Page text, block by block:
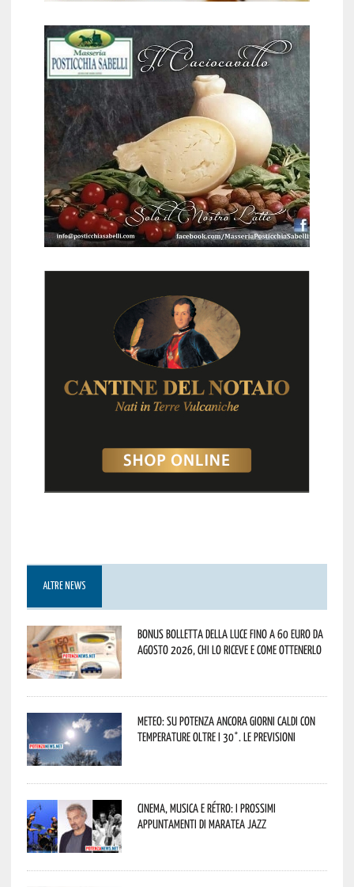
ALTRE NEWS
Bonus bolletta della luce fino a 60 euro da
agosto 2026, chi lo riceve e come ottenerlo
Meteo: su Potenza ancora giorni caldi con
temperature oltre i 30°. Le previsioni
Cinema, musica e rétro: i prossimi
appuntamenti di Maratea Jazz